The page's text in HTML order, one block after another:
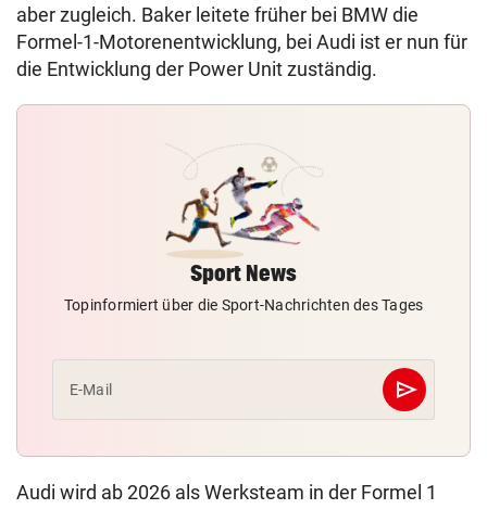
aber zugleich. Baker leitete früher bei BMW die
Formel-1-Motorenentwicklung, bei Audi ist er nun für
die Entwicklung der Power Unit zuständig.
Sport News
Topinformiert über die Sport-Nachrichten des Tages
E-Mail send
Abschicken
Audi wird ab 2026 als Werksteam in der Formel 1